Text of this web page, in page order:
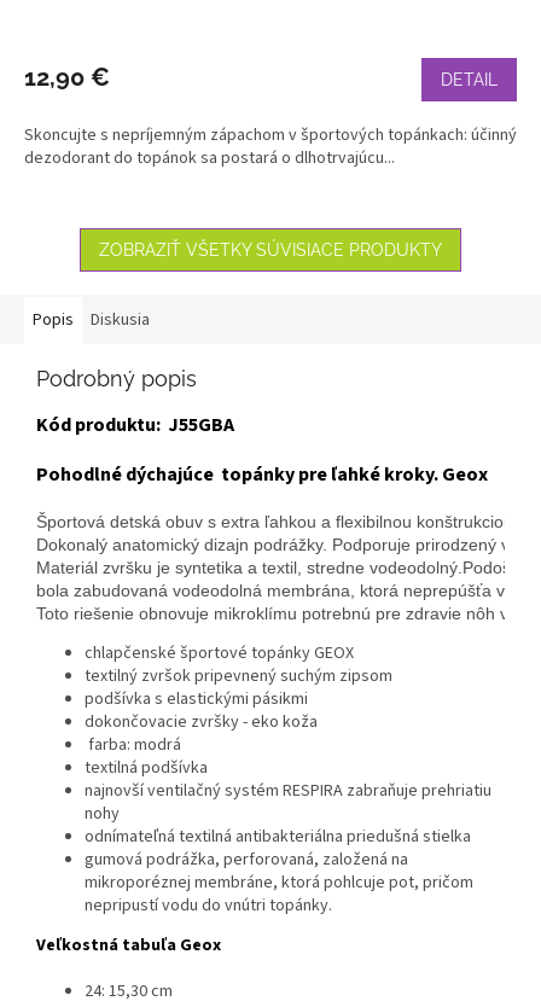
12,90 € DETAIL
Skoncujte s nepríjemným zápachom v športových topánkach: účinný
dezodorant do topánok sa postará o dlhotrvajúcu...
ZOBRAZIŤ VŠETKY SÚVISIACE PRODUKTY
Popis Diskusia
Podrobný popis
Kód produktu: J55GBA
Pohodlné dýchajúce topánky pre ľahké kroky.Geox
Športová detská obuv s extra ľahkou a flexibilnou konštrukciou
Dokonalý anatomický dizajn podrážky. Podporuje prirodzený
Materiál zvršku je syntetika a textil, stredne vodeodolný. Podošva
bola zabudovaná vodeodolná membrána, ktorá neprepúšťa
Toto riešenie obnovuje mikroklímu potrebnú pre zdravie nôh v
chlapčenské športové topánky GEOX
textilný zvršok pripevnený suchým zipsom
podšívka s elastickými pásikmi
dokončovacie zvršky - eko koža
farba: modrá
textilná podšívka
najnovší ventilačný systém RESPIRA zabraňuje prehriatiu
nohy
odnímateľná textilná antibakteriálna priedušná stielka
gumová podrážka, perforovaná, založená na
mikroporéznej membráne, ktorá pohlcuje pot, pričom
nepripustí vodu do vnútri topánky.
Veľkostná tabuľa Geox
24: 15,30 cm